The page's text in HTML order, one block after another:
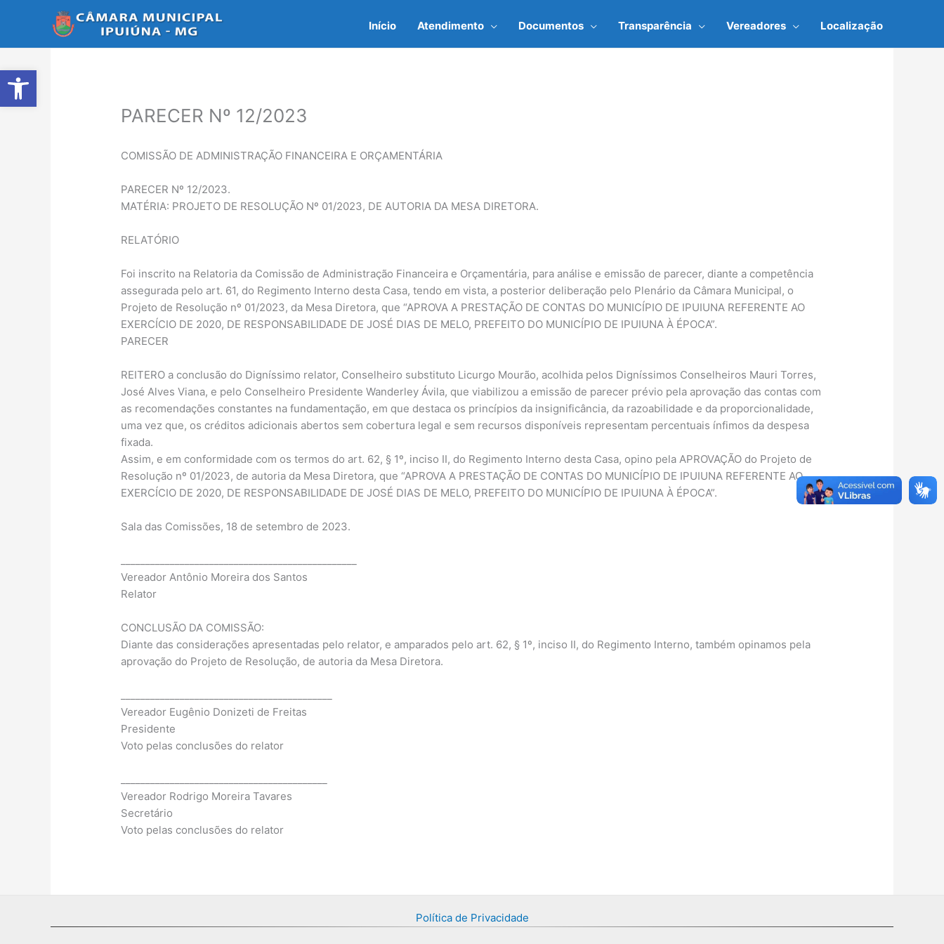
Abrir a barra de ferramentas
Início Atendimento Documentos Transparência Vereadores Localização
PARECER Nº 12/2023
COMISSÃO DE ADMINISTRAÇÃO FINANCEIRA E ORÇAMENTÁRIA
PARECER Nº 12/2023.
MATÉRIA: PROJETO DE RESOLUÇÃO Nº 01/2023, DE AUTORIA DA MESA DIRETORA.
RELATÓRIO
Foi inscrito na Relatoria da Comissão de Administração Financeira e Orçamentária, para análise e emissão de parecer, diante a competência
assegurada pelo art. 61, do Regimento Interno desta Casa, tendo em vista, a posterior deliberação pelo Plenário da Câmara Municipal, o
Projeto de Resolução nº 01/2023, da Mesa Diretora, que “APROVA A PRESTAÇÃO DE CONTAS DO MUNICÍPIO DE IPUIUNA REFERENTE AO
EXERCÍCIO DE 2020, DE RESPONSABILIDADE DE JOSÉ DIAS DE MELO, PREFEITO DO MUNICÍPIO DE IPUIUNA À ÉPOCA”.
PARECER
REITERO a conclusão do Digníssimo relator, Conselheiro substituto Licurgo Mourão, acolhida pelos Digníssimos Conselheiros Mauri Torres,
José Alves Viana, e pelo Conselheiro Presidente Wanderley Ávila, que viabilizou a emissão de parecer prévio pela aprovação das contas com
as recomendações constantes na fundamentação, em que destaca os princípios da insignificância, da razoabilidade e da proporcionalidade,
uma vez que, os créditos adicionais abertos sem cobertura legal e sem recursos disponíveis representam percentuais ínfimos da despesa
fixada.
Assim, e em conformidade com os termos do art. 62, § 1º, inciso II, do Regimento Interno desta Casa, opino pela APROVAÇÃO do Projeto de
Resolução nº 01/2023, de autoria da Mesa Diretora, que “APROVA A PRESTAÇÃO DE CONTAS DO MUNICÍPIO DE IPUIUNA REFERENTE AO
EXERCÍCIO DE 2020, DE RESPONSABILIDADE DE JOSÉ DIAS DE MELO, PREFEITO DO MUNICÍPIO DE IPUIUNA À ÉPOCA”.
Sala das Comissões, 18 de setembro de 2023.
Vereador Antônio Moreira dos Santos
Relator
CONCLUSÃO DA COMISSÃO:
Diante das considerações apresentadas pelo relator, e amparados pelo art. 62, § 1º, inciso II, do Regimento Interno, também opinamos pela
aprovação do Projeto de Resolução, de autoria da Mesa Diretora.
Vereador Eugênio Donizeti de Freitas
Presidente
Voto pelas conclusões do relator
Vereador Rodrigo Moreira Tavares
Secretário
Voto pelas conclusões do relator
Política de Privacidade